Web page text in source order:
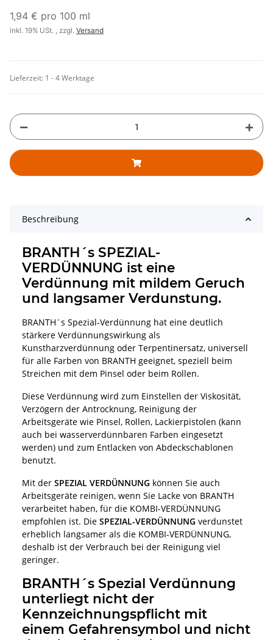
1,94 € pro 100 ml
inkl. 19% USt. , zzgl. Versand
Lieferzeit: 1 - 4 Werktage
Beschreibung
BRANTH´s SPEZIAL-
VERDÜNNUNG ist eine
Verdünnung mit mildem Geruch
und langsamer Verdunstung.
BRANTH´s Spezial-Verdünnung hat eine deutlich
stärkere Verdünnungswirkung als
Kunstharzverdünnung oder Terpentinersatz, universell
für alle Farben von BRANTH geeignet, speziell beim
Streichen mit dem Pinsel oder beim Rollen.
Diese Verdünnung wird zum Einstellen der Viskosität,
Verzögern der Antrocknung, Reinigung der
Arbeitsgeräte wie Pinsel, Rollen, Lackierpistolen (kann
auch bei wasserverdünnbaren Farben eingesetzt
werden) und zum Entlacken von Abdeckschablonen
benutzt.
Mit der SPEZIAL VERDÜNNUNG können Sie auch
Arbeitsgeräte reinigen, wenn Sie Lacke von BRANTH
verarbeitet haben, für die KOMBI-VERDÜNNUNG
empfohlen ist. Die SPEZIAL-VERDÜNNUNG verdunstet
erheblich langsamer als die KOMBI-VERDÜNNUNG,
deshalb ist der Verbrauch bei der Reinigung viel
geringer.
BRANTH´s Spezial Verdünnung
unterliegt nicht der
Kennzeichnungspflicht mit
einem Gefahrensymbol und nicht